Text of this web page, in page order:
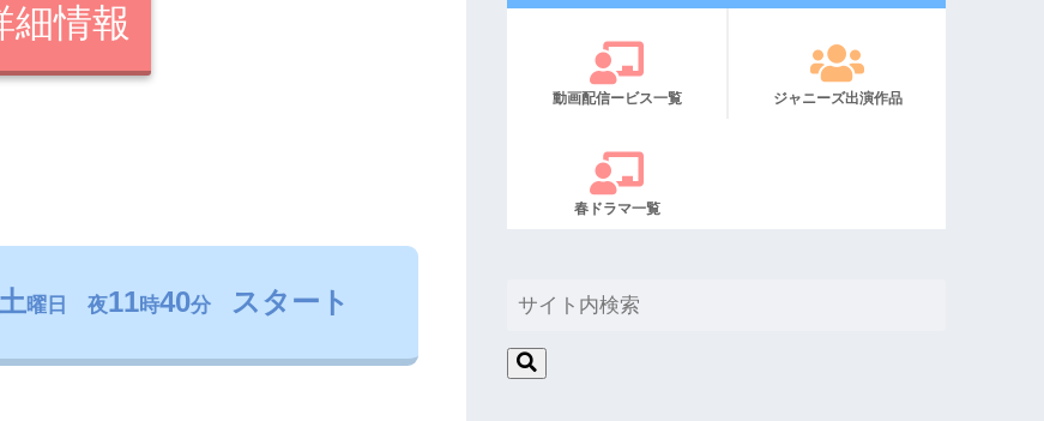
細情報
曜日 夜11時40分 スタート
動画配信ービス一覧 ジャニーズ出演作品
春ドラマ一覧